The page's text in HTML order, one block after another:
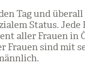
Tag und
Sta­tus. Jede
aller Frauen in
Frauen sind mit